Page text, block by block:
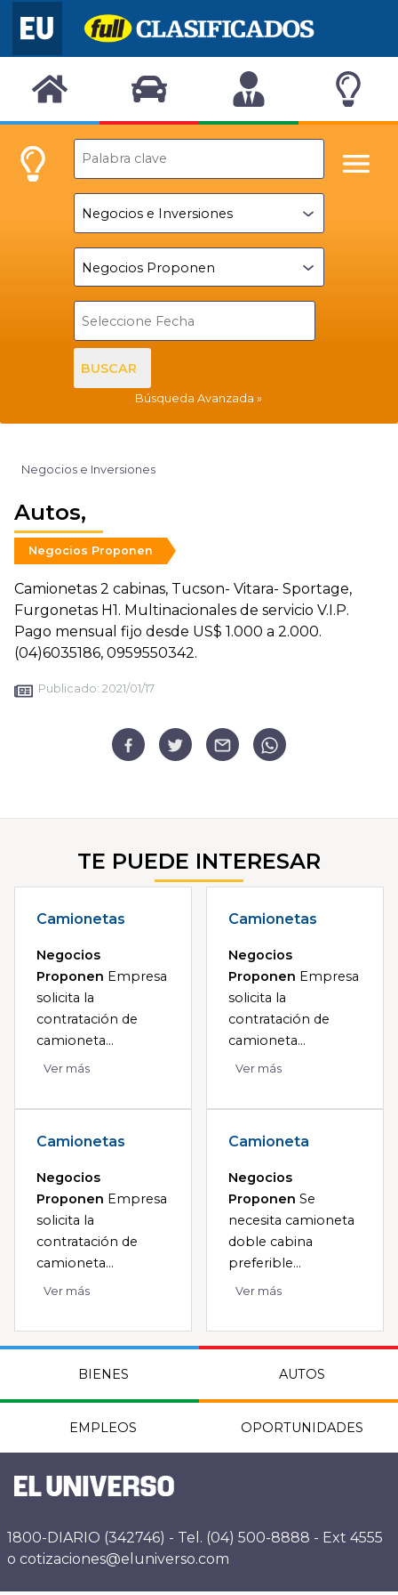
BUSCAR
Búsqueda Avanzada
Negocios e Inversiones
Autos,
Negocios Proponen
Camionetas 2 cabinas, Tucson- Vitara- Sportage,
Furgonetas H1. Multinacionales de servicio V.I.P.
Pago mensual fijo desde US$ 1.000 a 2.000.
(04)6035186, 0959550342.
Publicado: 2021/01/17
TE PUEDE INTERESAR
Camionetas
Negocios
Proponen Empresa
solicita la
contratación de
camioneta...
Ver más
Camionetas
Negocios
Proponen Empresa
solicita la
contratación de
camioneta...
Ver más
Camionetas
Negocios
Proponen Empresa
solicita la
contratación de
camioneta...
Ver más
Camioneta
Negocios
Proponen Se
necesita camioneta
doble cabina
preferible...
Ver más
BIENES AUTOS
EMPLEOS OPORTUNIDADES
1800-DIARIO (342746) - Tel. (04) 500-8888 - Ext 4555
o cotizaciones@eluniverso.com